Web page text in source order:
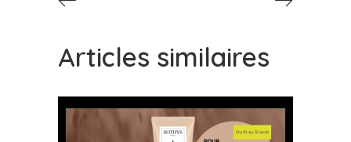
Articles similaires